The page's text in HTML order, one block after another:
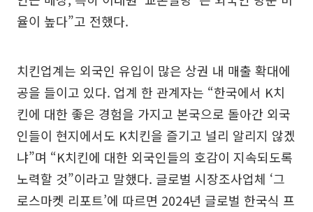
율이 높다”고 전했다.
치킨업계는 외국인 유입이 많은 상권 내 매출 확대에
공을 들이고 있다. 업계 한 관계자는 “한국에서 K치
킨에 대한 좋은 경험을 가지고 본국으로 돌아간 외국
인들이 현지에서도 K치킨을 즐기고 널리 알리지 않겠
냐”며 “K치킨에 대한 외국인들의 호감이 지속되도록
노력할 것”이라고 말했다. 글로벌 시장조사업체 ‘그
로스마켓 리포트’에 따르면 2024년 글로벌 한국식 프